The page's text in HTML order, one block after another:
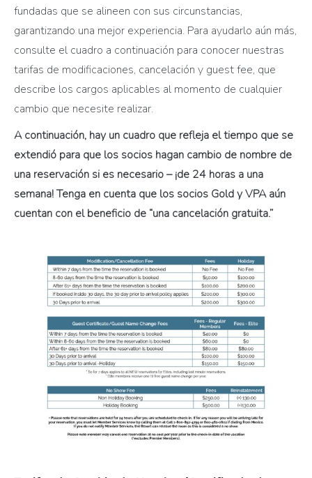
fundadas que se alineen con sus circunstancias,
garantizando una mejor experiencia. Para ayudarlo aún más,
consulte el cuadro a continuación para conocer nuestras
tarifas de modificaciones, cancelación y guest fee, que
describe los cargos aplicables al momento de cualquier
cambio que necesite realizar.
A continuación, hay un cuadro que refleja el tiempo que se
extendió para que los socios hagan cambio de nombre de
una reservación si es necesario – ¡de 24 horas a una
semana! Tenga en cuenta que los socios Gold y VPA aún
cuentan con el beneficio de “una cancelación gratuita.”